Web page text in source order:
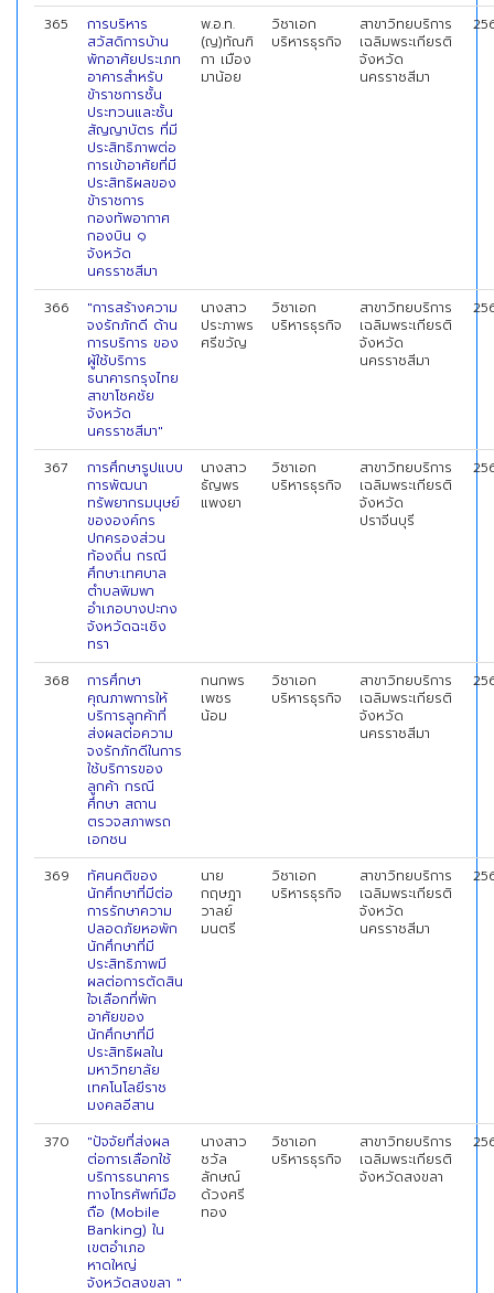
365
การบริหาร
สวัสดิการบ้าน
พักอาศัยประเภท
อาคารสำหรับ
ข้าราชการชั้น
ประทวนและชั้น
สัญญาบัตร ที่มี
ประสิทธิภาพต่อ
การเข้าอาศัยที่มี
ประสิทธิผลของ
ข้าราชการ
กองทัพอากาศ
กองบิน ๑
จังหวัด
นครราชสีมา
พ.อ.ท.
(ญ)ทัณฑิ
กา เมือง
มาน้อย
วิชาเอก
บริหารธุรกิจ
สาขาวิทยบริการ
เฉลิมพระเกียรติ
จังหวัด
นครราชสีมา
366
"การสร้างความ
จงรักภักดี ด้าน
การบริการ ของ
ผู้ใช้บริการ
ธนาคารกรุงไทย
สาขาโชคชัย
จังหวัด
นครราชสีมา"
นางสาว
ประภาพร
ศรีขวัญ
วิชาเอก
บริหารธุรกิจ
สาขาวิทยบริการ
เฉลิมพระเกียรติ
จังหวัด
นครราชสีมา
367
การศึกษารูปแบบ
การพัฒนา
ทรัพยากรมนุษย์
ขององค์กร
ปกครองส่วน
ท้องถิ่น กรณี
ศึกษา:เทศบาล
ตำบลพิมพา
อำเภอบางปะกง
จังหวัดฉะเชิง
ทรา
นางสาว
ธัญพร
แพงยา
วิชาเอก
บริหารธุรกิจ
สาขาวิทยบริการ
เฉลิมพระเกียรติ
จังหวัด
ปราจีนบุรี
368
การศึกษา
คุณภาพการให้
บริการลูกค้าที่
ส่งผลต่อความ
จงรักภักดีในการ
ใช้บริการของ
ลูกค้า กรณี
ศึกษา สถาน
ตรวจสภาพรถ
เอกชน
กนกพร
เพชร
น้อม
วิชาเอก
บริหารธุรกิจ
สาขาวิทยบริการ
เฉลิมพระเกียรติ
จังหวัด
นครราชสีมา
369
ทัศนคติของ
นักศึกษาที่มีต่อ
การรักษาความ
ปลอดภัยหอพัก
นักศึกษาที่มี
ประสิทธิภาพมี
ผลต่อการตัดสิน
ใจเลือกที่พัก
อาศัยของ
นักศึกษาที่มี
ประสิทธิผลใน
มหาวิทยาลัย
เทคโนโลยีราช
มงคลอีสาน
นาย
กฤษฎา
วาลย์
มนตรี
วิชาเอก
บริหารธุรกิจ
สาขาวิทยบริการ
เฉลิมพระเกียรติ
จังหวัด
นครราชสีมา
370
"ปัจจัยที่ส่งผล
ต่อการเลือกใช้
บริการธนาคาร
ทางโทรศัพท์มือ
ถือ (Mobile
Banking) ใน
เขตอำเภอ
หาดใหญ่
จังหวัดสงขลา "
นางสาว
ชวัล
ลักษณ์
ด้วงศรี
ทอง
วิชาเอก
บริหารธุรกิจ
สาขาวิทยบริการ
เฉลิมพระเกียรติ
จังหวัดสงขลา